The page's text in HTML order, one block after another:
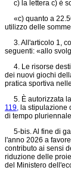
c) la lettera c) è
«c) quanto a
utilizzo delle
3. All'articolo 1,
seguenti: «allo
4. Le risorse
dei nuovi giochi
pratica sportiva
5. È autorizzata la
119, la stipulazione
di tempo
5-bis. Al fine di
l'anno 2026 a
contributo ai sensi
riduzione delle
del Ministero